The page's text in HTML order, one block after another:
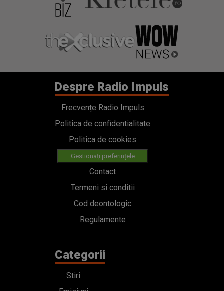
Despre Radio Impuls
Frecvențe Radio Impuls
Politica de confidentialitate
Politica de cookies
Gestionați preferințele
Contact
Termeni si conditii
Cod deontologic
Regulamente
Categorii
Stiri